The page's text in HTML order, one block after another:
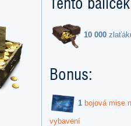
10 000
Bonus:
1 bojová mise
vybavení